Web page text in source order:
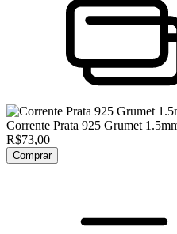
Corrente Prata 925 Grumet
R$73,00